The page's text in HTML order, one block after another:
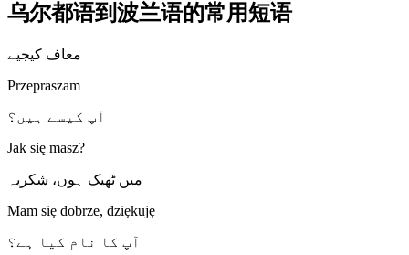
乌尔都语到波兰语的常用短语
معاف کیجیے
Przepraszam
آپ کیسے ہیں؟
Jak się masz?
میں ٹھیک ہوں، شکریہ
Mam się dobrze, dziękuję
آپ کا نام کیا ہے؟